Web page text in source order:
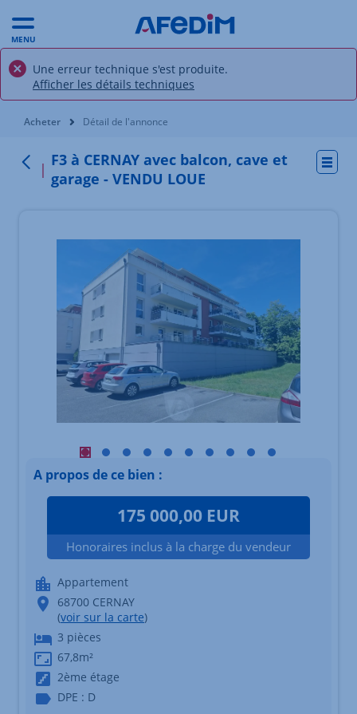
MENU
Une erreur technique s'est produite.
Afficher les détails techniques
Vous êtes ici:
Acheter Détail de l'annonce
Retour
F3 à CERNAY avec balcon, cave et
garage - VENDU LOUE
Visuel principal mobile Afficher l'élément 1
Visuel principal mobile Afficher l'élément 2
Visuel principal mobile Afficher l'élément 3
Visuel principal mobile Afficher
Visuel principal mobile Afficher
Visuel principal mobile
Visuel principal mobile
Visuel principal mobile
Visuel principal
Visuel
Élément 1 sur 10
A propos de ce bien :
175 000,00 EUR
Honoraires inclus à la charge du vendeur
Appartement
68700 CERNAY
(voir sur la carte)
3 pièces
67,8m²
2ème étage
DPE : D